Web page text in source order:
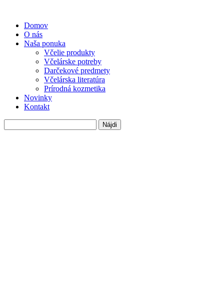
Domov
O nás
Naša ponuka
Včelie produkty
Včelárske potreby
Darčekové predmety
Včelárska literatúra
Prírodná kozmetika
Novinky
Kontakt